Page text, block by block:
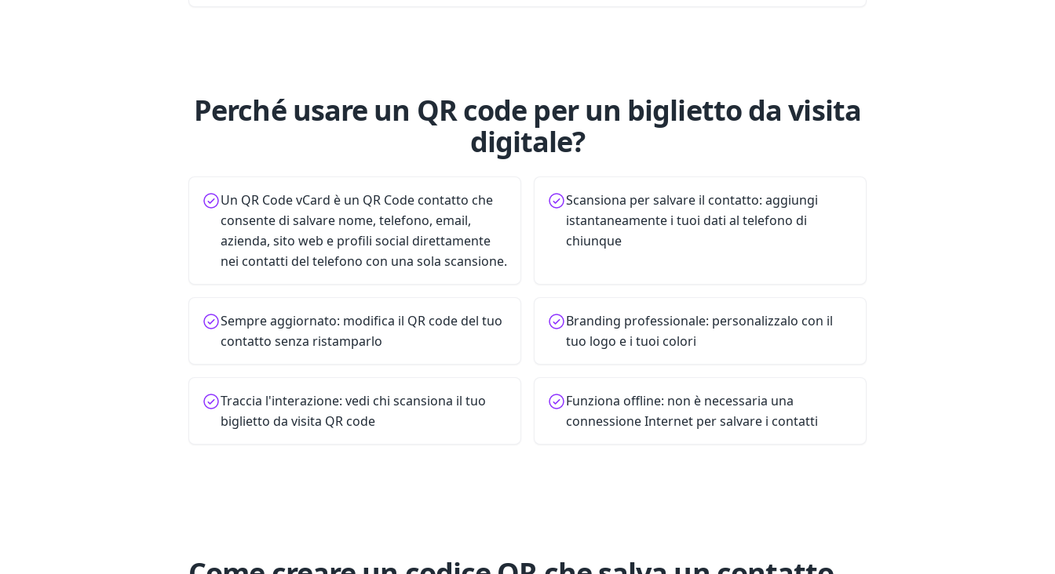
Perché usare un QR code per un biglietto da visita
digitale?
Un QR Code vCard è un QR Code contatto che
consente di salvare nome, telefono, email,
azienda, sito web e profili social direttamente
nei contatti del telefono con una sola scansione.
Scansiona per salvare il contatto: aggiungi
istantaneamente i tuoi dati al telefono di
chiunque
Sempre aggiornato: modifica il QR code del tuo
contatto senza ristamparlo
Branding professionale: personalizzalo con il
tuo logo e i tuoi colori
Traccia l'interazione: vedi chi scansiona il tuo
biglietto da visita QR code
Funziona offline: non è necessaria una
connessione Internet per salvare i contatti